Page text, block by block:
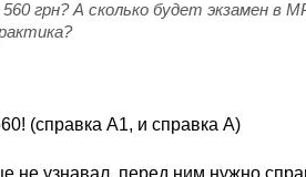
560 грн? А сколько будет экзамен
(справка А1, и справка А)
не узнавал, перед ним нужно